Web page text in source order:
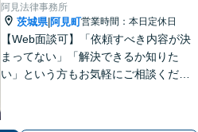
阿見法律事務所
茨城県|阿見町営業時間：本日定休日
【Web面談可】「依頼すべき内容が決
まってない」「解決できるか知りた
い」という方もお気軽にご相談くださ